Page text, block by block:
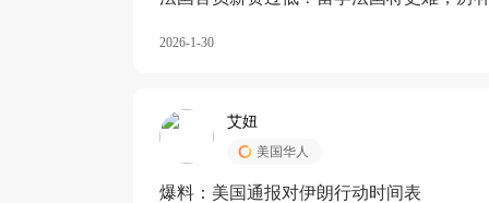
2026-1-30
艾妞
美国华人
爆料：美国通报对伊朗行动时间表